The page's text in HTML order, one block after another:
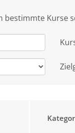
bestimmte Kurse